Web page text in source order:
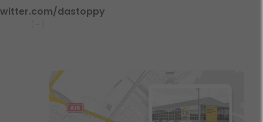
dastoppy